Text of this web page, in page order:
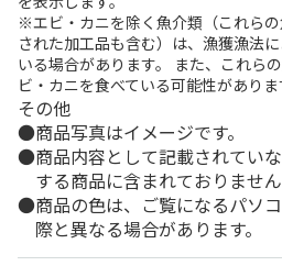
※エビ・カニを除く魚介類（これら
された加工品も含む）は、漁獲漁法
いる場合があります。 また、これら
ビ・カニを食べている可能性がありま
その他
商品写真はイメージです。
商品内容として記載されてい
する商品に含まれておりません
商品の色は、ご覧になるパソ
際と異なる場合があります。